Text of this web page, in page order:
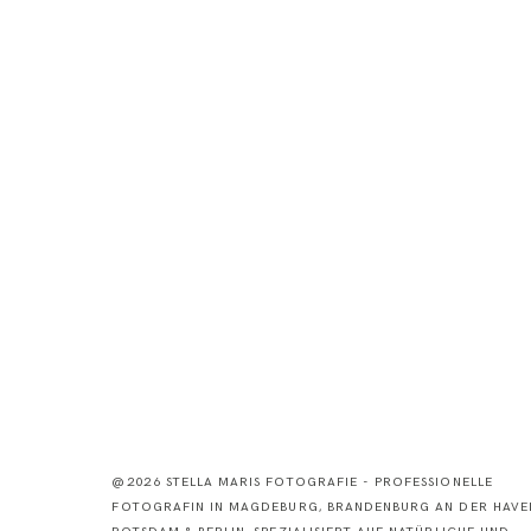
@2026 STELLA MARIS FOTOGRAFIE - PROFESSIONELLE
FOTOGRAFIN IN MAGDEBURG, BRANDENBURG AN DER